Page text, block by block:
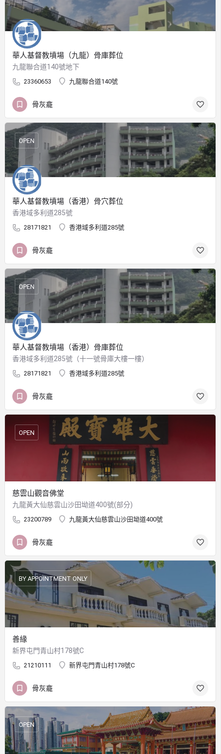
華人基督教墳場（九龍）骨庫葬位
九龍聯合道140號地下
23360653 九龍聯合道140號
骨灰龕
華人基督教墳場（香港）骨穴葬位
香港域多利道285號
28171821 香港域多利道285號
OPEN
骨灰龕
華人基督教墳場（香港）骨庫葬位
香港域多利道285號（十一號骨庫大樓一樓）
28171821 香港域多利道285號
OPEN
骨灰龕
慈雲山觀音佛堂
九龍黃大仙慈雲山沙田坳道400號(部分)
23200789 九龍黃大仙慈雲山沙田坳道400號
OPEN
骨灰龕
善緣
新界屯門青山村178號C
21210111 新界屯門青山村178號C
BY APPOINTMENT ONLY
骨灰龕
OPEN